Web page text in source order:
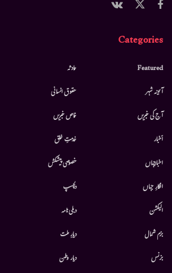
Categories
Featured
آئینہ شہر
آج کی خبریں
أخبار
اخبارجہاں
افکارِ جہاں
الیکشن
بزم شمال
بزنس
حادثہ
حقوق انسانی
خاص خبریں
خدمتِ خلق
خصوصی پیشکش
دلچسپ
دہلی نامہ
دیارِ ملت
دیار وطن